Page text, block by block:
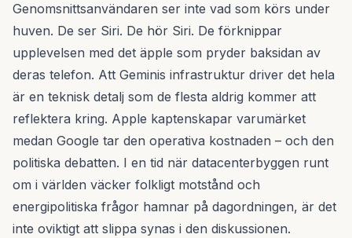
Genomsnittsanvändaren ser inte vad som körs under
huven. De ser Siri. De hör Siri. De förknippar
upplevelsen med det äpple som pryder baksidan av
deras telefon. Att Geminis infrastruktur driver det hela
är en teknisk detalj som de flesta aldrig kommer att
reflektera kring. Apple kaptenskapar varumärket
medan Google tar den operativa kostnaden – och den
politiska debatten. I en tid när datacenterbyggen runt
om i världen väcker folkligt motstånd och
energipolitiska frågor hamnar på dagordningen, är det
inte oviktigt att slippa synas i den diskussionen.